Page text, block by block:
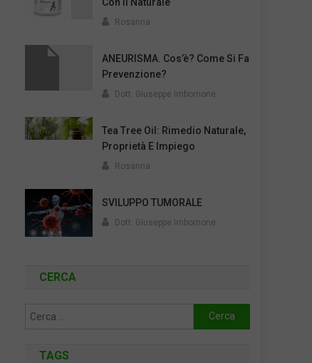
Rosanna
ANEURISMA. Cos’è? Come Si Fa
Prevenzione?
Dott. Giuseppe Imbornone
Tea Tree Oil: Rimedio Naturale,
Proprietà E Impiego
Rosanna
SVILUPPO TUMORALE
Dott. Giuseppe Imbornone
CERCA
Ricerca
per:
TAGS